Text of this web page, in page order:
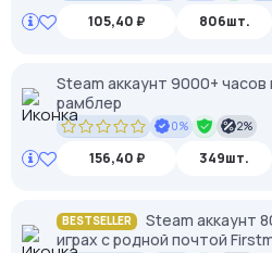
105,40 ₽ 806шт.
Steam аккаунт 9000+
рамблер
0% 2%
156,40 ₽ 349шт.
BESTSELLER
Steam аккаунт
играх с родной почтой